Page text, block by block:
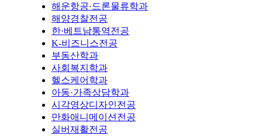
해운항공·드론물류학과
해양경찰전공
한·베트남통역전공
K-비즈니스전공
부동산학과
사회복지학과
헬스케어학과
아동·가족상담학과
시각영상디자인전공
만화애니메이션전공
실버재활전공